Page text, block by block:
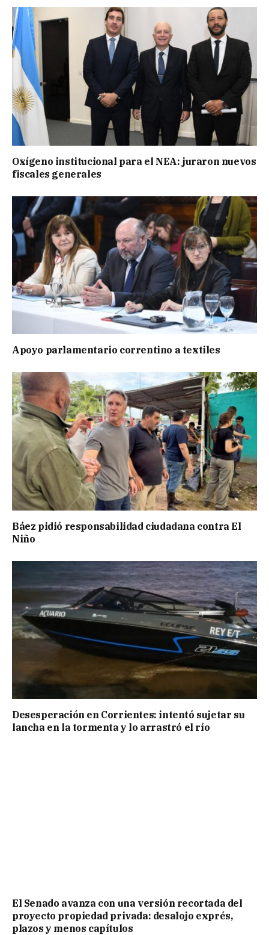
Oxígeno institucional para el NEA: juraron nuevos
fiscales generales
Apoyo parlamentario correntino a textiles
Báez pidió responsabilidad ciudadana contra El
Niño
Desesperación en Corrientes: intentó sujetar su
lancha en la tormenta y lo arrastró el río
El Senado avanza con una versión recortada del
proyecto propiedad privada: desalojo exprés,
plazos y menos capítulos